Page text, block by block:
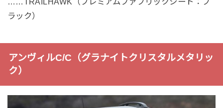
ラック）
アンヴィルC/C（グラナイトクリスタルメタリッ
ク）